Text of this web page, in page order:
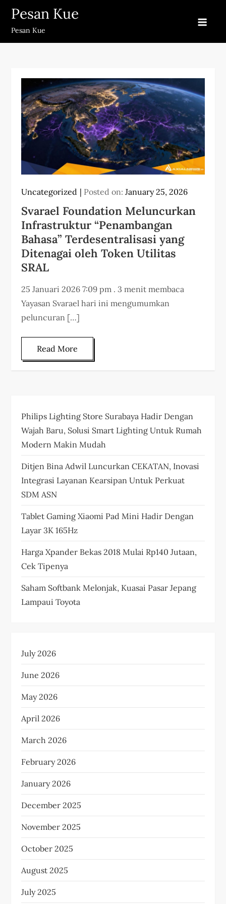
Skip
content
Pesan Kue
Pesan Kue
Uncategorized Posted on:January 25, 2026
Svarael Foundation Meluncurkan
Infrastruktur “Penambangan
Bahasa” Terdesentralisasi yang
Ditenagai oleh Token Utilitas
SRAL
25 Januari 2026 7:09 pm . 3 menit membaca
Yayasan Svarael hari ini mengumumkan
peluncuran […]
Read More
Philips Lighting Store Surabaya Hadir Dengan
Wajah Baru, Solusi Smart Lighting Untuk Rumah
Modern Makin Mudah
Ditjen Bina Adwil Luncurkan CEKATAN, Inovasi
Integrasi Layanan Kearsipan Untuk Perkuat
SDM ASN
Tablet Gaming Xiaomi Pad Mini Hadir Dengan
Layar 3K 165Hz
Harga Xpander Bekas 2018 Mulai Rp140 Jutaan,
Cek Tipenya
Saham Softbank Melonjak, Kuasai Pasar Jepang
Lampaui Toyota
July 2026
June 2026
May 2026
April 2026
March 2026
February 2026
January 2026
December 2025
November 2025
October 2025
August 2025
July 2025